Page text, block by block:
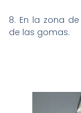
8. En la zona
de las gomas.